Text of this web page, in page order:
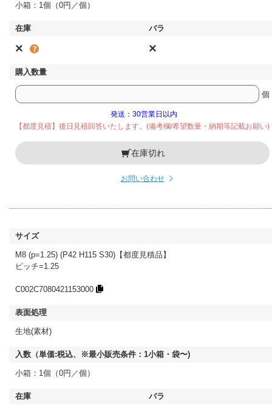
小箱：1個（0円／個）
× ×
個
発送：30営業日以内
【都度見積】後日見積回答いたします。(備考欄/希望数量・納期等記載お願い)
在庫切れ
お問い合わせ
M8 (p=1.25) (P42 H115 S30)【都度見積品】
ピッチ=1.25
C002C7080421153000
生地(素材)
小箱：1個（0円／個）